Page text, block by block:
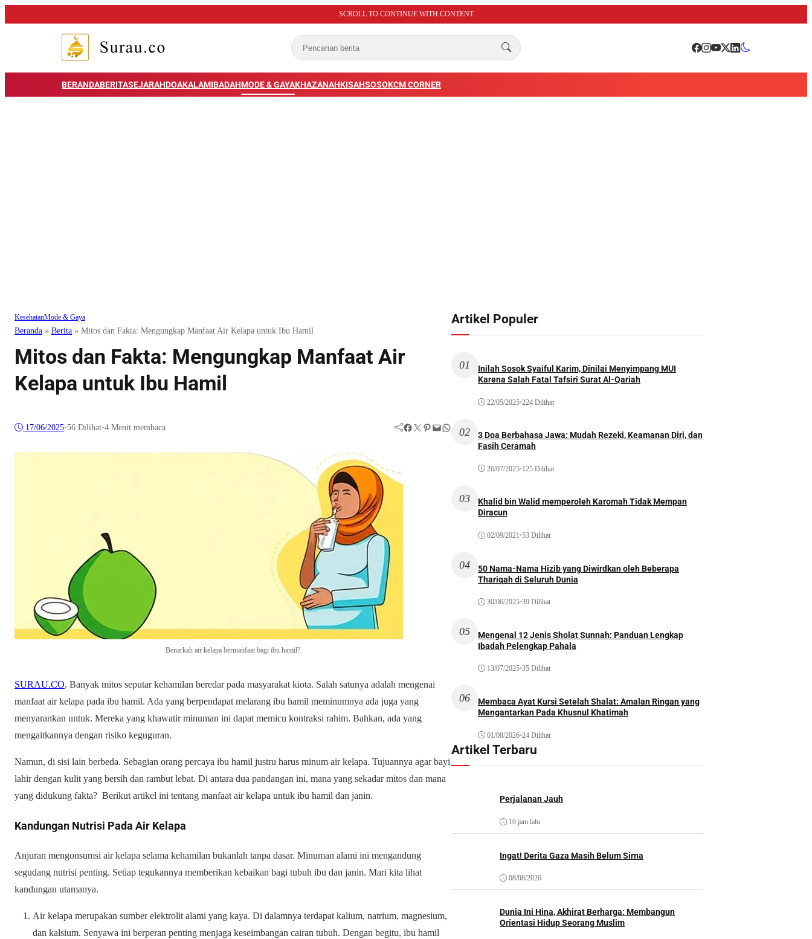
SCROLL TO CONTINUE WITH CONTENT
BERANDABERITASEJARAHDOAKALAMIBADAHMODE & GAYAKHAZANAHKISAHSOSOKCM CORNER
KesehatanMode & Gaya
Beranda » Berita » Mitos dan Fakta: Mengungkap Manfaat Air Kelapa untuk Ibu Hamil
Mitos dan Fakta: Mengungkap Manfaat Air
Kelapa untuk Ibu Hamil
17/06/2025•56 Dilihat•4 Menit membaca Facebook Twitter Pinterest Mail WhatsApp
Benarkah air kelapa bermanfaat bagi ibu hamil?
SURAU.CO. Banyak mitos seputar kehamilan beredar pada masyarakat kiota. Salah satunya adalah mengenai
manfaat air kelapa pada ibu hamil. Ada yang berpendapat melarang ibu hamil meminumnya ada juga yang
menyarankan untuk. Mereka yang khawatir minuman ini dapat memicu kontraksi rahim. Bahkan, ada yang
mengaitkannya dengan risiko keguguran.
Namun, di sisi lain berbeda. Sebagian orang percaya ibu hamil justru harus minum air kelapa. Tujuannya agar bayi
lahir dengan kulit yang bersih dan rambut lebat. Di antara dua pandangan ini, mana yang sekadar mitos dan mana
yang didukung fakta? Berikut artikel ini tentang manfaat air kelapa untuk ibu hamil dan janin.
Kandungan Nutrisi Pada Air Kelapa
Anjuran mengonsumsi air kelapa selama kehamilan bukanlah tanpa dasar. Minuman alami ini mengandung
segudang nutrisi penting. Setiap tegukannya memberikan kebaikan bagi tubuh ibu dan janin. Mari kita lihat
kandungan utamanya.
Air kelapa merupakan sumber elektrolit alami yang kaya. Di dalamnya terdapat kalium, natrium, magnesium,
dan kalsium. Senyawa ini berperan penting menjaga keseimbangan cairan tubuh. Dengan begitu, ibu hamil
Artikel Populer
01
Inilah Sosok Syaiful Karim, Dinilai Menyimpang MUI
Karena Salah Fatal Tafsiri Surat Al-Qariah
22/05/2025•224 Dilihat
02
3 Doa Berbahasa Jawa: Mudah Rezeki, Keamanan Diri, dan
Fasih Ceramah
26/07/2025•125 Dilihat
03
Khalid bin Walid memperoleh Karomah Tidak Mempan
Diracun
02/09/2021•53 Dilihat
04
50 Nama-Nama Hizib yang Diwirdkan oleh Beberapa
Thariqah di Seluruh Dunia
30/06/2025•39 Dilihat
05
Mengenal 12 Jenis Sholat Sunnah: Panduan Lengkap
Ibadah Pelengkap Pahala
13/07/2025•35 Dilihat
06
Membaca Ayat Kursi Setelah Shalat: Amalan Ringan yang
Mengantarkan Pada Khusnul Khatimah
01/08/2026•24 Dilihat
Artikel Terbaru
Perjalanan Jauh
10 jam lalu
Ingat! Derita Gaza Masih Belum Sirna
08/08/2026
Dunia Ini Hina, Akhirat Berharga: Membangun
Orientasi Hidup Seorang Muslim